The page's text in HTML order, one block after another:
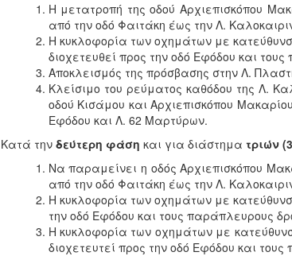
Η μετατροπή της οδού Αρχιεπισκόπου
από την οδό Φαιτάκη έως την Λ.
Η κυκλοφορία των οχημάτων με
διοχετευθεί προς την οδό Εφόδου και
Αποκλεισμός της πρόσβασης στην Λ.
Κλείσιμο του ρεύματος καθόδου της Λ.
οδού Κισάμου και Αρχιεπισκόπου
Εφόδου και Λ. 62 Μαρτύρων.
Κατά την δεύτερη φάση και για διάστημα τριών
Να παραμείνει η οδός Αρχιεπισκόπου
από την οδό Φαιτάκη έως την Λ.
Η κυκλοφορία των οχημάτων με
την οδό Εφόδου και τους παράπλευρους
Η κυκλοφορία των οχημάτων με
διοχετευτεί προς την οδό Εφόδου και